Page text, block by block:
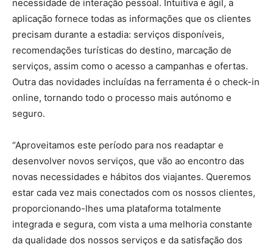
necessidade de interação pessoal. Intuitiva e ágil, a
aplicação fornece todas as informações que os clientes
precisam durante a estadia: serviços disponíveis,
recomendações turísticas do destino, marcação de
serviços, assim como o acesso a campanhas e ofertas.
Outra das novidades incluídas na ferramenta é o check-in
online, tornando todo o processo mais autónomo e
seguro.
“Aproveitamos este período para nos readaptar e
desenvolver novos serviços, que vão ao encontro das
novas necessidades e hábitos dos viajantes. Queremos
estar cada vez mais conectados com os nossos clientes,
proporcionando-lhes uma plataforma totalmente
integrada e segura, com vista a uma melhoria constante
da qualidade dos nossos serviços e da satisfação dos